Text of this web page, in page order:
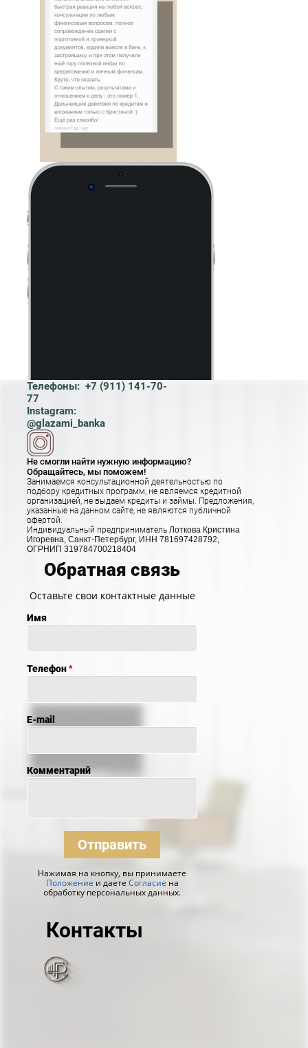
Телефоны: +7 (911) 141-70-
77
Instagram:
@glazami_banka
Не смогли найти нужную информацию?
Обращайтесь, мы поможем!
Занимаемся консультационной деятельностью по
подбору кредитных программ, не являемся кредитной
организацией, не выдаем кредиты и займы. Предложения,
указанные на данном сайте, не являются публичной
офертой.
Индивидуальный предприниматель Лоткова Кристина
Игоревна, Санкт-Петербург, ИНН 781697428792,
ОГРНИП 319784700218404
Обратная связь
Оставьте свои контактные данные
Имя
Телефон*
E-mail
Комментарий
Отправить
Нажимая на кнопку, вы принимаете
Положение и даете Согласие на
обработку персональных данных.
Контакты